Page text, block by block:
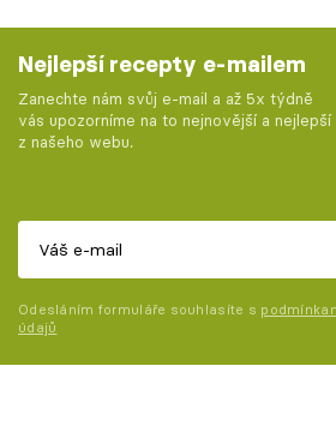
Nejlepší recepty e-mailem
Zanechte nám svůj e-mail a až 5x týdně
vás upozorníme na to nejnovější a nejlepší
z našeho webu.
Odesláním formuláře souhlasíte s
údajů